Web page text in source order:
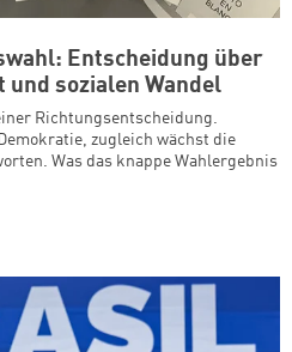
Entscheidung über
und sozialen Wandel
Richtungsentscheidung.
zugleich wächst die
Was das knappe Wahlergebnis